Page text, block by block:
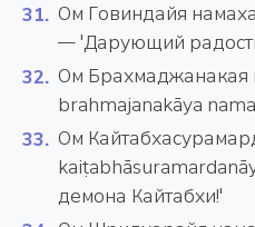
Ом Говиндайя
— 'Дарующий
Ом Брахмаджанакая
brahmajanakāya
Ом
демона Кайтабхи!'